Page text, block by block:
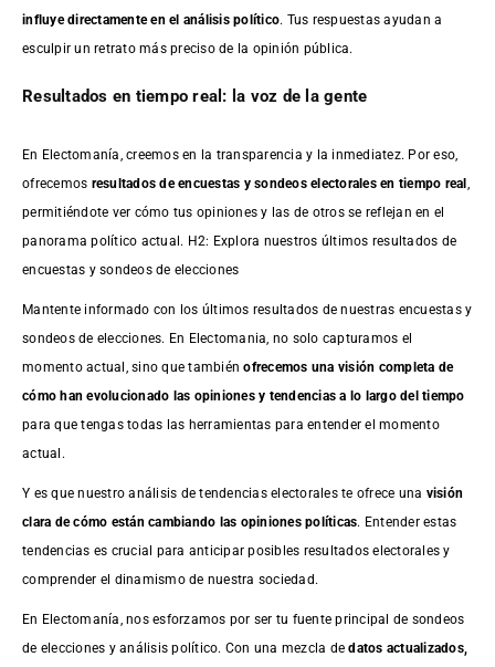
influye directamente en el análisis político. Tus respuestas ayudan a
esculpir un retrato más preciso de la opinión pública.
Resultados en tiempo real: la voz de la gente
En Electomanía, creemos en la transparencia y la inmediatez. Por eso,
ofrecemos resultados deencuestas y sondeos electorales en tiempo real
permitiéndote ver cómo tus opiniones y las de otros se reflejan en el
panorama político actual. H2: Explora nuestros últimos resultados de
encuestas y sondeos de elecciones
Mantente informado con los últimos resultados de nuestras encuestasy
sondeos de elecciones. En Electomania, no solo capturamos el
momento actual, sino que tambiénofrecemos una visión completa de
cómo han evolucionado las opiniones y tendencias a lo largo del tiempo
para que tengas todas las herramientas para entender el momento
actual.
Y es que nuestro análisis de tendencias electorales te ofrece una visión
clara de cómo están cambiando las opiniones políticas. Entender estas
tendencias es crucial para anticipar posibles resultados electorales y
comprender el dinamismo de nuestra sociedad.
En Electomanía, nos esforzamos por ser tu fuente principal de sondeos
de elecciones y análisis político. Con una mezcla dedatos actualizados,